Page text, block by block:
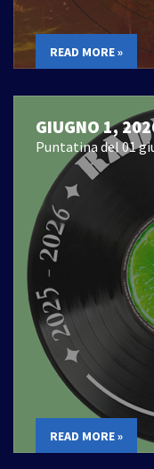
READ MORE »
GIUGNO 1,
Puntatina del 01
READ MORE »